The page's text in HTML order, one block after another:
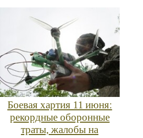
Боевая хартия 11 июня:
рекордные оборонные
траты, жалобы на